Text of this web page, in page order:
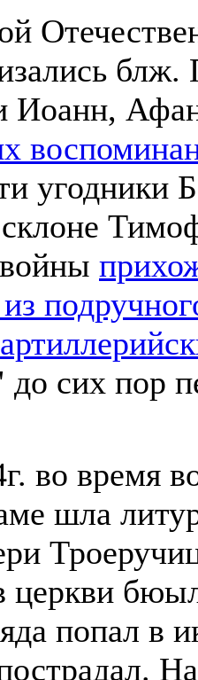
блж.
Иоанн,
угодники
сих пор
во время
шла
церкви
попал в